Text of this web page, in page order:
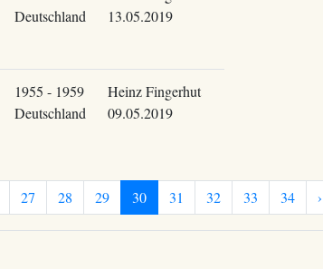
Deutschland
13.05.2019
1955 - 1959
Deutschland
Heinz Fingerhut
09.05.2019
27 28 29 30 31 32 33 34 ›